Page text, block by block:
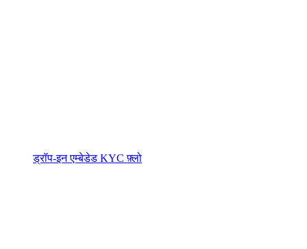
ड्रॉप-इन एम्बेडेड KYC फ़्लो